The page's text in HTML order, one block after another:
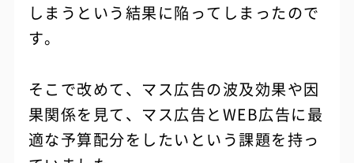
しまうという結果に陥ってしまったので
す。
そこで改めて、マス広告の波及効果や因
果関係を見て、マス広告とWEB広告に最
適な予算配分をしたいという課題を持っ